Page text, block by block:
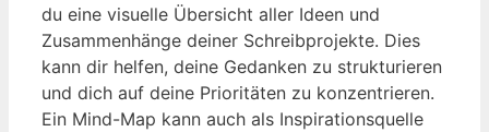
du eine visuelle ‌Übersicht⁢ aller Ideen und
Zusammenhänge ‍deiner​ Schreibprojekte. Dies
kann dir helfen, deine Gedanken zu ‍strukturieren
und dich ‍auf ‍deine Prioritäten zu konzentrieren.
Ein Mind-Map kann auch als Inspirationsquelle